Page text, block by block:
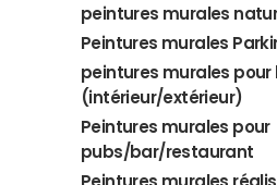
peintures murales
Peintures murales
peintures murales pour
(intérieur/extérieur)
Peintures murales pour
pubs/bar/restaurant